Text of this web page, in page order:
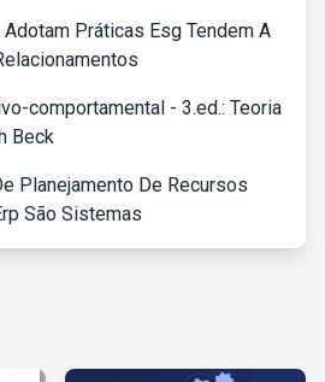
Práticas Esg Tendem A
comportamental - 3.ed.: Teoria
Beck
Planejamento De Recursos
São Sistemas